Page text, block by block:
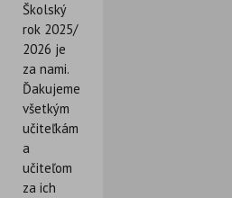
Školský
rok 2025/
2026 je
za nami.
Ďakujeme
všetkým
učiteľkám
a
učiteľom
za ich